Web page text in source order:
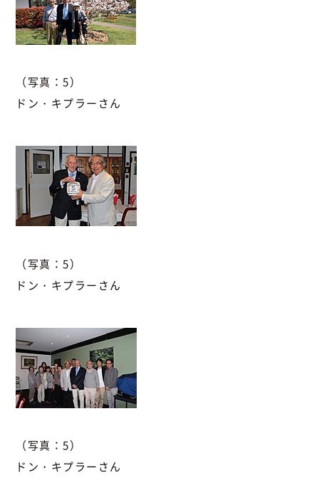
（写真：5）
ドン・キプラーさん
（写真：5）
ドン・キプラーさん
（写真：5）
ドン・キプラーさん